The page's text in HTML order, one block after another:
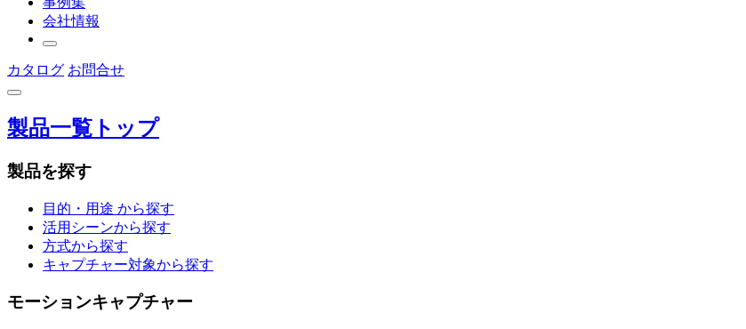
会社情報
カタログ お問合せ
製品一覧トップ
製品を探す
目的・用途 から探す
活用シーンから探す
方式から探す
キャプチャー対象から探す
モーションキャプチャー